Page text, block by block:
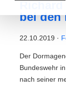
Richard
bei den
22.10.2019 ·
Der
Bundeswehr
nach seiner